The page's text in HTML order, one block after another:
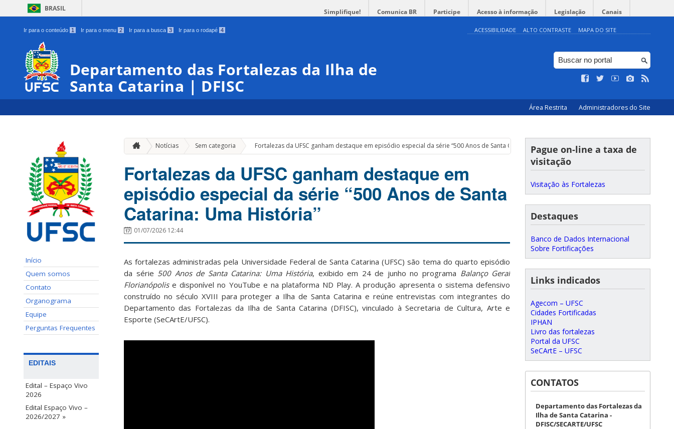
BRASIL Simplifique! Comunica BR Participe Acesso à informação Legislação Canais
Ir para o conteúdo 1 Ir para o menu 2 Ir para a busca 3 Ir para o rodapé 4 ACESSIBILIDADE ALTO CONTRASTE MAPA DO SITE
Departamento das Fortalezas da Ilha de
Santa Catarina | DFISC
Área Restrita Administradores do Site
Início
Quem somos
Contato
Organograma
Equipe
Perguntas Frequentes
EDITAIS
Edital – Espaço Vivo
2026
Edital Espaço Vivo –
2026/2027 »
Notícias Sem categoria » Fortalezas da UFSC ganham destaque em episódio especial da série “500 Anos de Santa Catarina: Uma História”
Fortalezas da UFSC ganham destaque em
episódio especial da série “500 Anos de Santa
Catarina: Uma História”
01/07/2026 12:44
As fortalezas administradas pela Universidade Federal de Santa Catarina (UFSC) são tema do quarto episódio
da série 500 Anos de Santa Catarina: Uma História, exibido em 24 de junho no programa Balanço Geral
Florianópolise disponível no YouTube e na plataforma ND Play. A produção apresenta o sistema defensivo
construído no século XVIII para proteger a Ilha de Santa Catarina e reúne entrevistas com integrantes do
Departamento das Fortalezas da Ilha de Santa Catarina (DFISC), vinculado à Secretaria de Cultura, Arte e
Esporte (SeCArtE/UFSC).
Pague on-line a taxa de
visitação
Visitação às Fortalezas
Destaques
Banco de Dados Internacional
Sobre Fortificações
Links indicados
Agecom – UFSC
Cidades Fortificadas
IPHAN
Livro das fortalezas
Portal da UFSC
SeCArtE – UFSC
CONTATOS
Departamento das Fortalezas da
Ilha de Santa Catarina -
DFISC/SECARTE/UFSC